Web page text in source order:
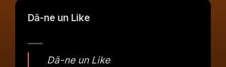
Dă-ne un Like
Dă-ne un Like